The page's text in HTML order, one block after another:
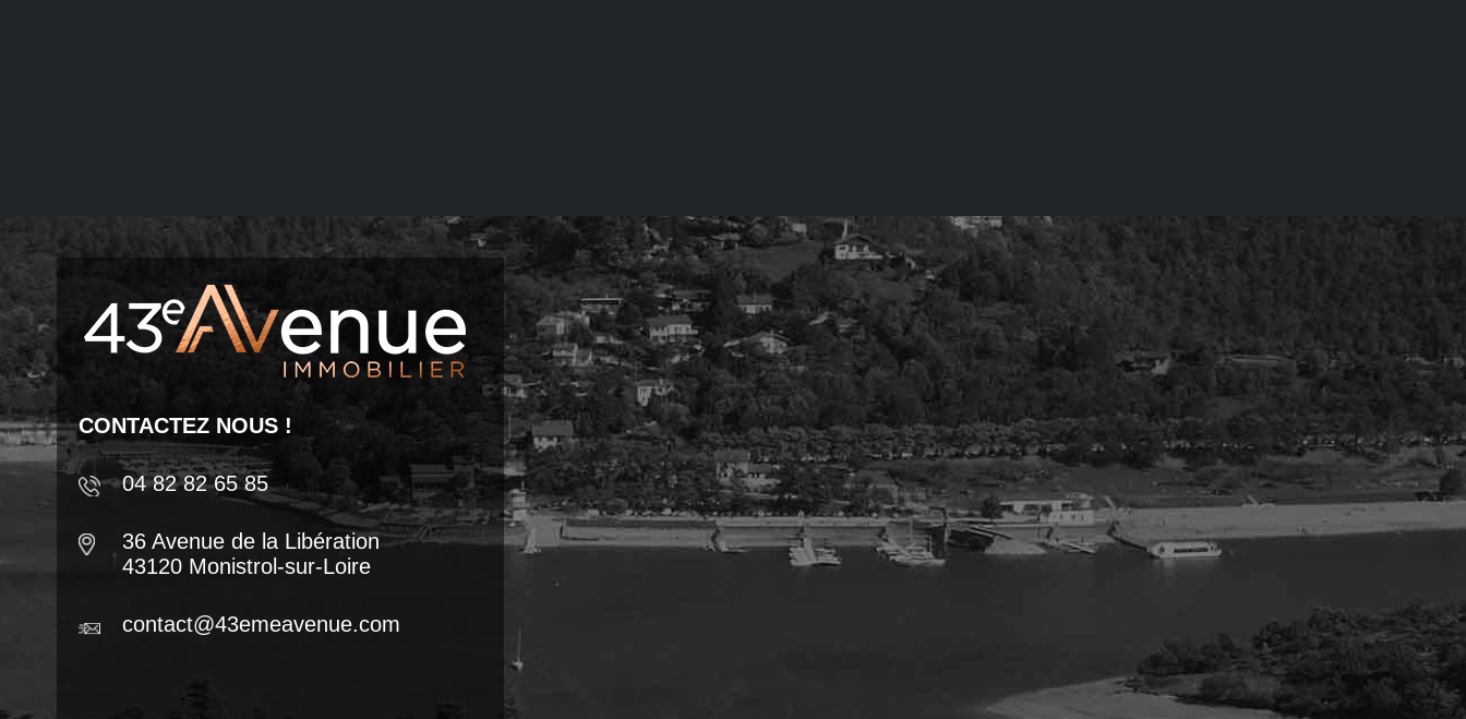
CONTACTEZ NOUS !
04 82 82 65 85
36 Avenue de la Libération
43120 Monistrol-sur-Loire
contact@43emeavenue.com